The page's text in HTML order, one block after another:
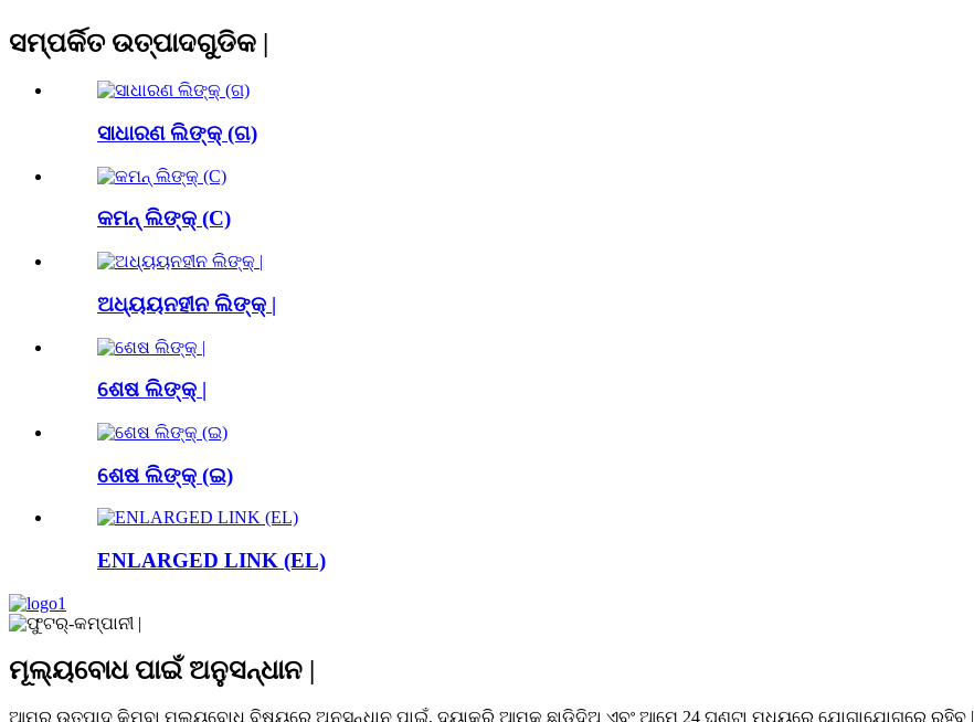
ସମ୍ପର୍କିତ ଉତ୍ପାଦଗୁଡିକ |
ସାଧାରଣ ଲିଙ୍କ୍ (ଗ)
କମନ୍ ଲିଙ୍କ୍ (C)
ଅଧ୍ୟୟନହୀନ ଲିଙ୍କ୍ |
ଶେଷ ଲିଙ୍କ୍ |
ଶେଷ ଲିଙ୍କ୍ (ଇ)
ENLARGED LINK (EL)
ମୂଲ୍ୟବୋଧ ପାଇଁ ଅନୁସନ୍ଧାନ |
ଆମର ଉତ୍ପାଦ କିମ୍ବା ମୂଲ୍ୟବୋଧ ବିଷୟରେ ଅନୁସନ୍ଧାନ ପାଇଁ, ଦୟାକରି ଆମକୁ ଛାଡିଦିଅ ଏବଂ ଆମେ 24 ଘଣ୍ଟା ମଧ୍ୟରେ ଯୋଗାଯୋଗରେ ରହିବୁ |